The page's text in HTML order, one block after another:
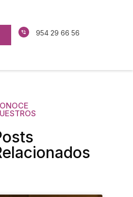
954 29 66 56